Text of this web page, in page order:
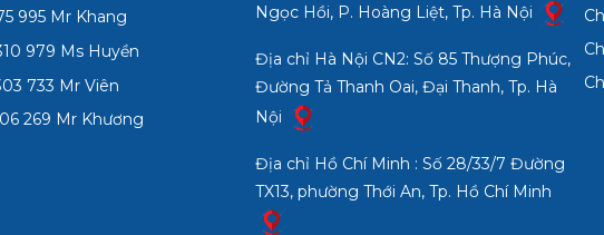
995 Mr Khang
979 Ms Huyền
733 Mr Viên
269 Mr Khương
Ngọc Hồi, P. Hoàng Liệt, Tp. Hà Nội
Địa chỉ Hà Nội CN2: Số 85 Thượng Phúc,
Đường Tả Thanh Oai, Đại Thanh, Tp. Hà
Nội
Địa chỉ Hồ Chí Minh : Số 28/33/7 Đường
TX13, phường Thới An, Tp. Hồ Chí Minh